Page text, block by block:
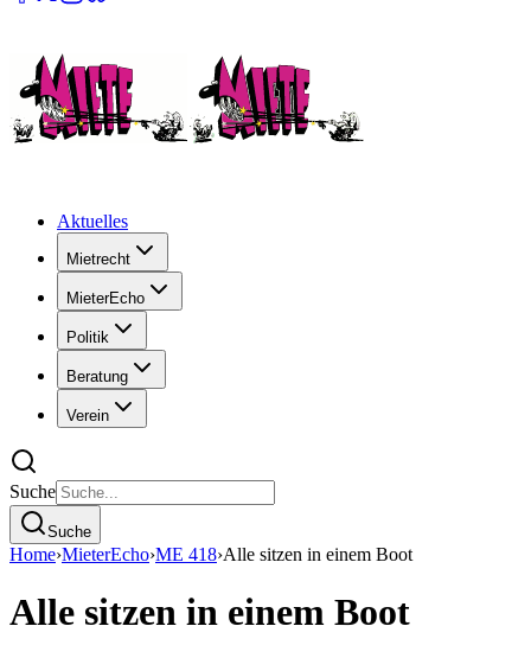
Aktuelles
Mietrecht
MieterEcho
Politik
Beratung
Verein
Suche
Suche
Home›MieterEcho›ME 418›Alle sitzen in einem Boot
Alle sitzen in einem Boot